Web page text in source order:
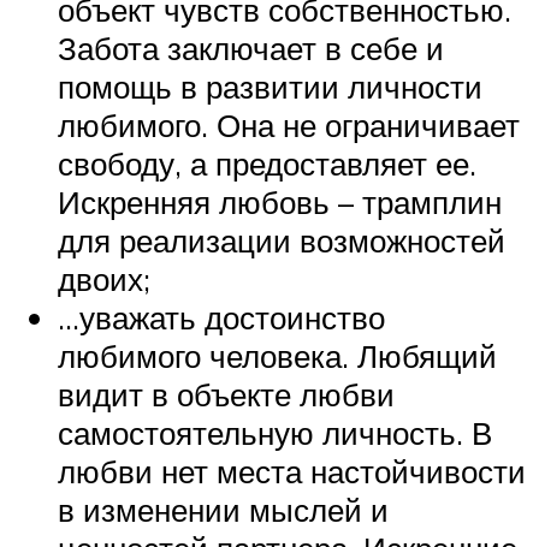
объект чувств собственностью.
Забота заключает в себе и
помощь в развитии личности
любимого. Она не ограничивает
свободу, а предоставляет ее.
Искренняя любовь – трамплин
для реализации возможностей
двоих;
…уважать достоинство
любимого человека. Любящий
видит в объекте любви
самостоятельную личность. В
любви нет места настойчивости
в изменении мыслей и